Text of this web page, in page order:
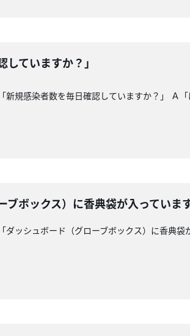
していますか？」
新規感染者数を毎日確認していますか？」
ブボックス）に香典袋が入っていま
ダッシュボード（グローブボックス）に香典